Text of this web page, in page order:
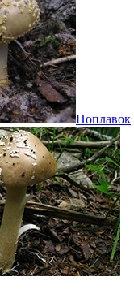
Поплавок